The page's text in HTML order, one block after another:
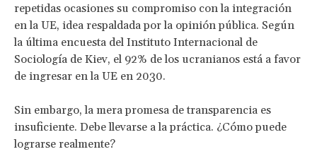
repetidas ocasiones su compromiso con la integración
en la UE, idea respaldada por la opinión pública. Según
la última encuesta del Instituto Internacional de
Sociología de Kiev, el 92% de los ucranianos está a favor
de ingresar en la UE en 2030.
Sin embargo, la mera promesa de transparencia es
insuficiente. Debe llevarse a la práctica. ¿Cómo puede
lograrse realmente?